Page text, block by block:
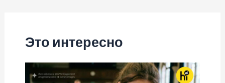
Это интересно